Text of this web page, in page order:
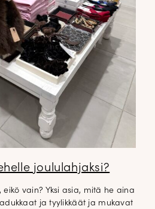
joululahjaksi?
vain? Yksi asia, mitä he aina
ja tyylikkäät ja mukavat